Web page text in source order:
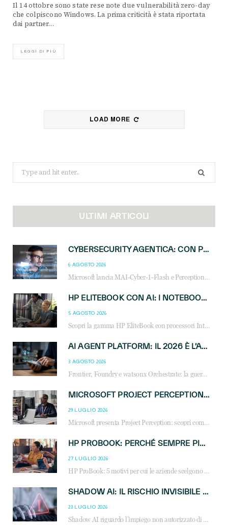
Il 14 ottobre sono state rese note due vulnerabilità zero-day
che colpiscono Windows. La prima criticità è stata riportata
dai partner…
LEGGI DI PIÙ
LOAD MORE
Search
for:
ULTIMI ARTICOLI
CYBERSECURITY AGENTICA: CON PERCEPTION E MAI-CYBER-1-FLASH MICROSOFT APRE NUOVI SERVIZI PER IL CANALE
6 AGOSTO 2026
Microsoft lancia MAI-Cyber-1-Flash e Perception: cybersecurity agentica in preview dal 3 novembre. Cosa cambia per MSP, system integrator e reseller.
HP ELITEBOOK CON AI: I NOTEBOOK BUSINESS INTELLIGENTI CHE TRASFORMANO PRODUTTIVITÀ, SICUREZZA E LAVORO IBRIDO
5 AGOSTO 2026
Scopri la gamma HP EliteBook con processori Intel® Core™ Ultra e AMD Ryzen™ AI. Notebook business progettati per aumentare la produttività, migliorare la collaborazione e garantire sicurezza avanzata in ufficio e in mobilità.
AI AGENT PLATFORM: IL 2026 È L’ANNO DEL «SISTEMA OPERATIVO» PER GLI AGENTI AZIENDALI
3 AGOSTO 2026
Frontier, Foundry e watsonx Orchestrate: la guerra delle piattaforme AI agent ridisegna il mercato IT. Cosa cambia per reseller, MSP e system integrator.
MICROSOFT PROJECT PERCEPTION: COME GLI AGENTI AI CAMBIERANNO SOC, CYBERSECURITY E SERVIZI MSP
29 LUGLIO 2026
Microsoft presenta Project Perception: scopri come gli agenti AI possono trasformare cybersecurity, SOC e servizi gestiti degli MSP.
HP PROBOOK: PERCHÉ SEMPRE PIÙ AZIENDE SCELGONO NOTEBOOK PROGETTATI PER IL LAVORO MODERNO
27 LUGLIO 2026
HP ProBook: 5 motivi per cui le aziende scelgono i notebook business HP per migliorare produttività, sicurezza e gestione dell’AI.
SHADOW AI: IL RISCHIO INVISIBILE CHE LE AZIENDE POSSONO GOVERNARE
23 LUGLIO 2026
Shadow AI riguardo l’impiego non autorizzato di sistemi AI all’interno dell’azienda. E’ una pratica che si diffonde a partire dai dipendenti fino ai dirigenti e mette a repentaglio la cybersecurity, con costi più elevati per le organizzazioni. Due recenti report illustrano il fenomeno e forniscono dati in merito